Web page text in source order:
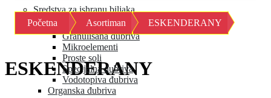
Sredstva za ishranu biljaka
Mineralna đubriva
Granulisana đubriva
Mikroelementi
Proste soli
Specijalna đubriva
Vodotopiva đubriva
Organska đubriva
Početna Asortiman ESKENDERANY
ESKENDERANY